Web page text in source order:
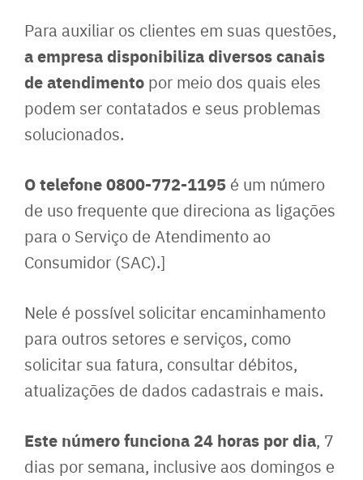
Para auxiliar os clientes em suas questões,
a empresa disponibiliza diversos canais
de atendimento por meio dos quais eles
podem ser contatados e seus problemas
solucionados.
O telefone 0800-772-1195 é um número
de uso frequente que direciona as ligações
para o Serviço de Atendimento ao
Consumidor (SAC).]
Nele é possível solicitar encaminhamento
para outros setores e serviços, como
solicitar sua fatura, consultar débitos,
atualizações de dados cadastrais e mais.
Este número funciona 24 horas por dia, 7
dias por semana, inclusive aos domingos e